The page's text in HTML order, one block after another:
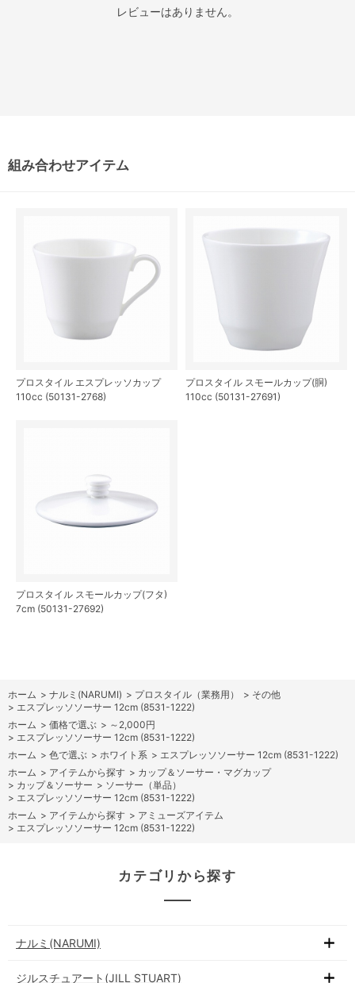
レビューはありません。
組み合わせアイテム
プロスタイル エスプレッソカップ
110cc (50131-2768)
プロスタイル スモールカップ(胴)
110cc (50131-27691)
プロスタイル スモールカップ(フタ)
7cm (50131-27692)
ホーム > ナルミ(NARUMI) > プロスタイル（業務用） > その他
> エスプレッソソーサー 12cm (8531-1222)
ホーム > 価格で選ぶ > ～2,000円
> エスプレッソソーサー 12cm (8531-1222)
ホーム > 色で選ぶ > ホワイト系 > エスプレッソソーサー 12cm (8531-1222)
ホーム > アイテムから探す > カップ＆ソーサー・マグカップ
> カップ＆ソーサー > ソーサー（単品）
> エスプレッソソーサー 12cm (8531-1222)
ホーム > アイテムから探す > アミューズアイテム
> エスプレッソソーサー 12cm (8531-1222)
カテゴリから探す
ナルミ(NARUMI)
ジルスチュアート(JILL STUART)